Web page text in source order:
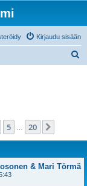
Kirjaudu sisään
5 20
& Mari Törmä